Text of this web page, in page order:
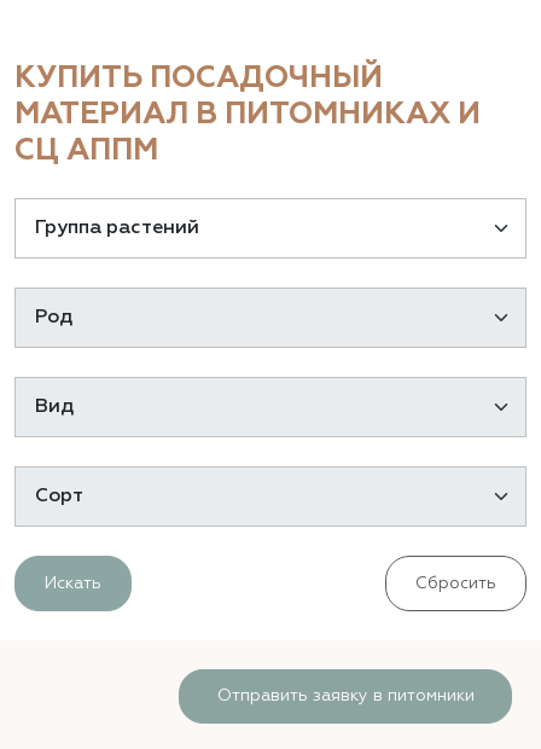
КУПИТЬ ПОСАДОЧНЫЙ
МАТЕРИАЛ В ПИТОМНИКАХ И
СЦ АППМ
Искать Сбросить
Отправить заявку в питомники